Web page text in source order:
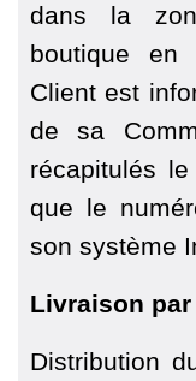
dans la
boutique en
Client est
de sa
récapitulés
que le
son système
Livraison par
Distribution